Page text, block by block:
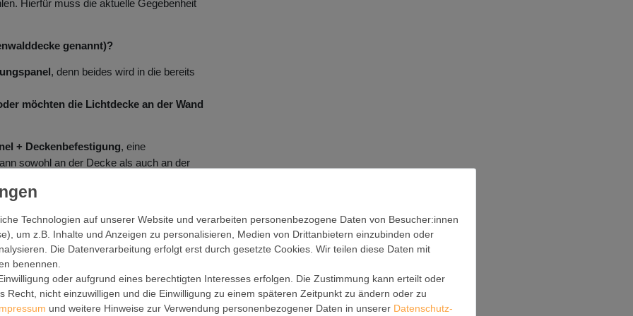
Hierfür muss die aktuelle Gegebenheit
genannt)?
, denn beides wird in die bereits
möchten die Lichtdecke an der Wand
+ Deckenbefestigung, eine
sowohl an der Decke als auch an der
oder alternative Beleuchtungslösungen.
nur das Motiv wechseln?
einfach.
dank einer verständlichen Anleitung,
empfehlen wir die Hinzuziehung eines
Technologien auf unserer Website und verarbeiten personenbezogene Daten von Besucher:innen
um z.B. Inhalte und Anzeigen zu personalisieren, Medien von Drittanbietern einzubinden oder
Die Datenverarbeitung erfolgt erst durch gesetzte Cookies. Wir teilen diese Daten mit
benennen.
oder aufgrund eines berechtigten Interesses erfolgen. Die Zustimmung kann erteilt oder
Recht, nicht einzuwilligen und die Einwilligung zu einem späteren Zeitpunkt zu ändern oder zu
und weitere Hinweise zur Verwendung personenbezogener Daten in unserer Daten­schutz­